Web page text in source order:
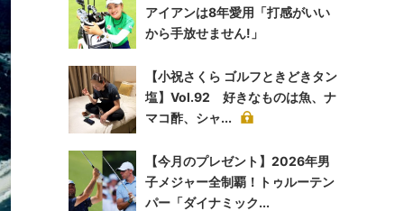
アイアンは8年愛用「打感がいい
から手放せません!」
【小祝さくら ゴルフときどきタン
塩】Vol.92 好きなものは魚、ナ
マコ酢、シャ...
【今月のプレゼント】2026年男
子メジャー全制覇！トゥルーテン
パー「ダイナミック...